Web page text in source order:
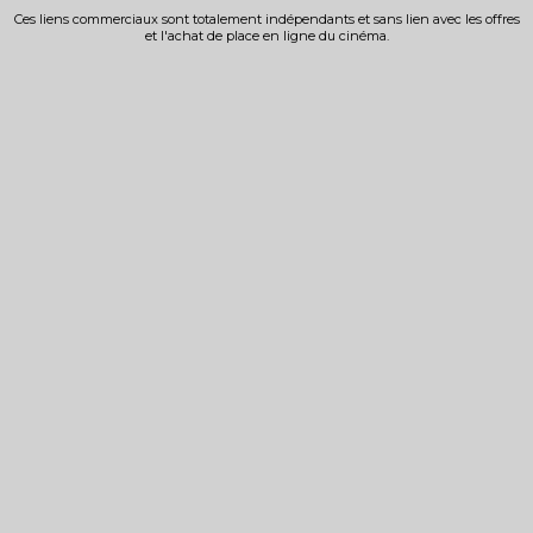
Ces liens commerciaux sont totalement indépendants et sans lien avec les offres
et l'achat de place en ligne du cinéma.